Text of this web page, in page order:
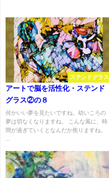
ステンドグラス
アートで脳を活性化・ステンド
グラス②の８
何かいい夢を見たいですね。幼いころの
夢は切なくなりますね。 こんな風に、時
間が過ぎていくとなんだか焦りますね。